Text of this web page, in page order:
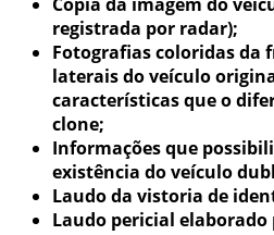
registrada por radar);
Fotografias coloridas da
laterais do veículo
características que o
clone;
Informações que
existência do veículo
Laudo da vistoria de
Laudo pericial